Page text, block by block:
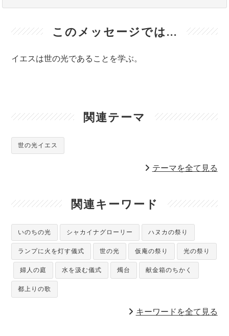
このメッセージでは...
イエスは世の光であることを学ぶ。
関連テーマ
世の光イエス
テーマを全て見る
関連キーワード
いのちの光 シャカイナグローリー ハヌカの祭り
ランプに火を灯す儀式 世の光 仮庵の祭り 光の祭り
婦人の庭 水を汲む儀式 燭台 献金箱のちかく
都上りの歌
キーワードを全て見る